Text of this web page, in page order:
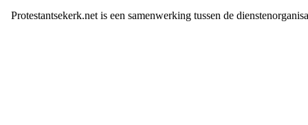
Protestantsekerk.net is een samenwerking tussen de